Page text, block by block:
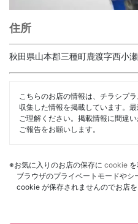
住所
秋田県山本郡三種町鹿渡字西小
こちらのお店の情報は、チラシプ
収集した情報を掲載しています。
ご理解ください。掲載情報に間違
ご報告をお願いします。
※お気に入りのお店の保存に cookie
ブラウザのプライベートモードや
cookie が保存されませんのでお店を